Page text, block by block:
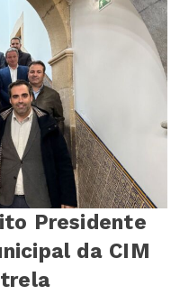
Presidente
da CIM